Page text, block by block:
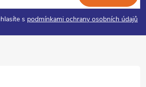
s podmínkami ochrany osobních údajů